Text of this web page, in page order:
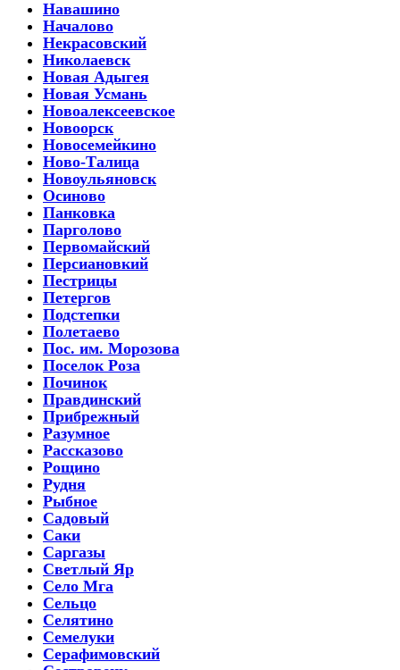
Навашино
Началово
Некрасовский
Николаевск
Новая Адыгея
Новая Усмань
Новоалексеевское
Новоорск
Новосемейкино
Ново-Талица
Новоульяновск
Осиново
Панковка
Парголово
Первомайский
Персиановкий
Пестрицы
Петергов
Подстепки
Полетаево
Пос. им. Морозова
Поселок Роза
Починок
Правдинский
Прибрежный
Разумное
Рассказово
Рощино
Рудня
Рыбное
Садовый
Саки
Саргазы
Светлый Яр
Село Мга
Сельцо
Селятино
Семелуки
Серафимовский